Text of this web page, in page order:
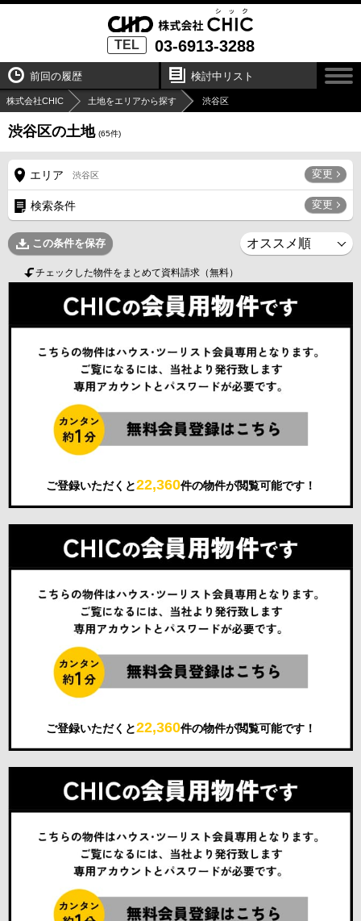
TEL 03-6913-3288
前回の履歴 検討中リスト
株式会社CHIC 土地をエリアから探す 渋谷区
渋谷区の土地 (65件)
エリア 渋谷区 変更
検索条件 変更
この条件を保存
チェックした物件をまとめて資料請求（無料）
ご登録いただくと22,360件の物件が閲覧可能です！
ご登録いただくと22,360件の物件が閲覧可能です！